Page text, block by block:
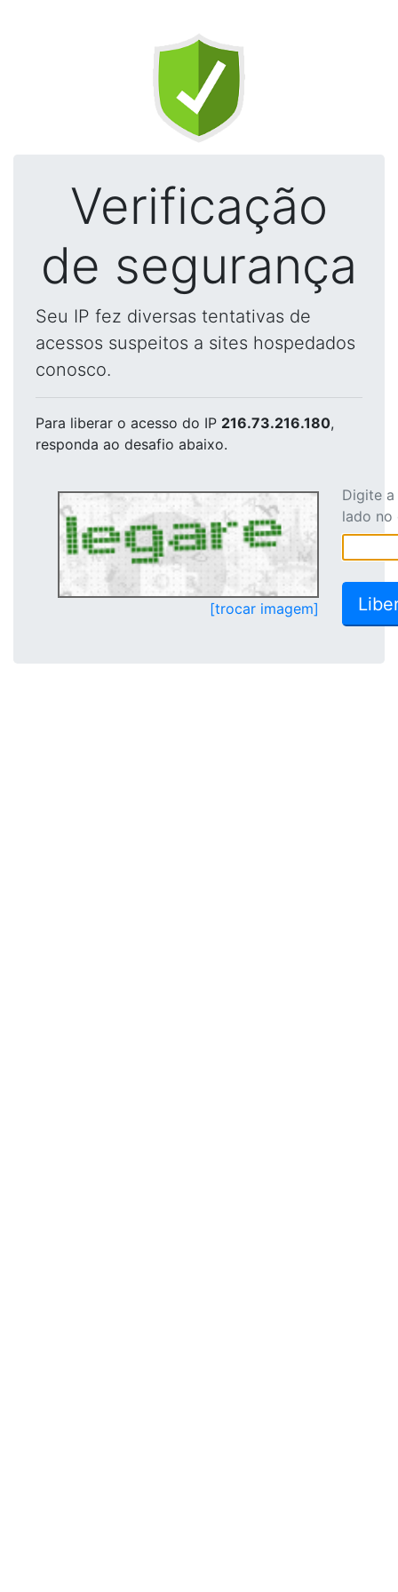
Verificação
de segurança
Seu IP fez diversas tentativas de
acessos suspeitos a sites hospedados
conosco.
Para liberar o acesso do IP 216.73.216.180,
responda ao desafio abaixo.
[trocar imagem]
Digite
lado no